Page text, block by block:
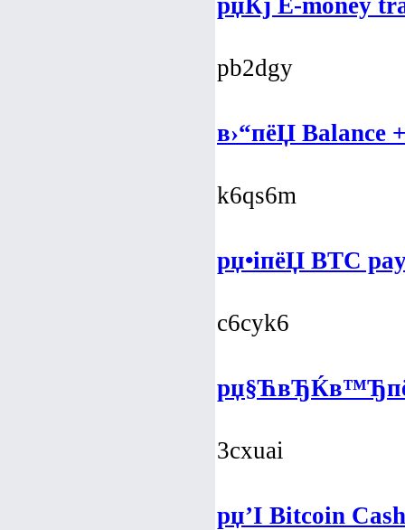
рџЌј E-money
pb2dgy
в›“пёЏ Balance
k6qs6m
рџ•іпёЏ BTC
c6cyk6
3cxuai
рџ’І Bitcoin